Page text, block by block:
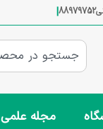
88979752
|
مجله علمی